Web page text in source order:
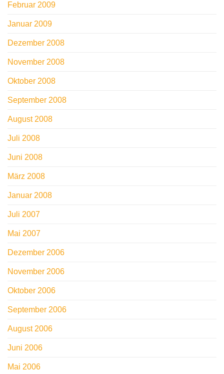
Februar 2009
Januar 2009
Dezember 2008
November 2008
Oktober 2008
September 2008
August 2008
Juli 2008
Juni 2008
März 2008
Januar 2008
Juli 2007
Mai 2007
Dezember 2006
November 2006
Oktober 2006
September 2006
August 2006
Juni 2006
Mai 2006